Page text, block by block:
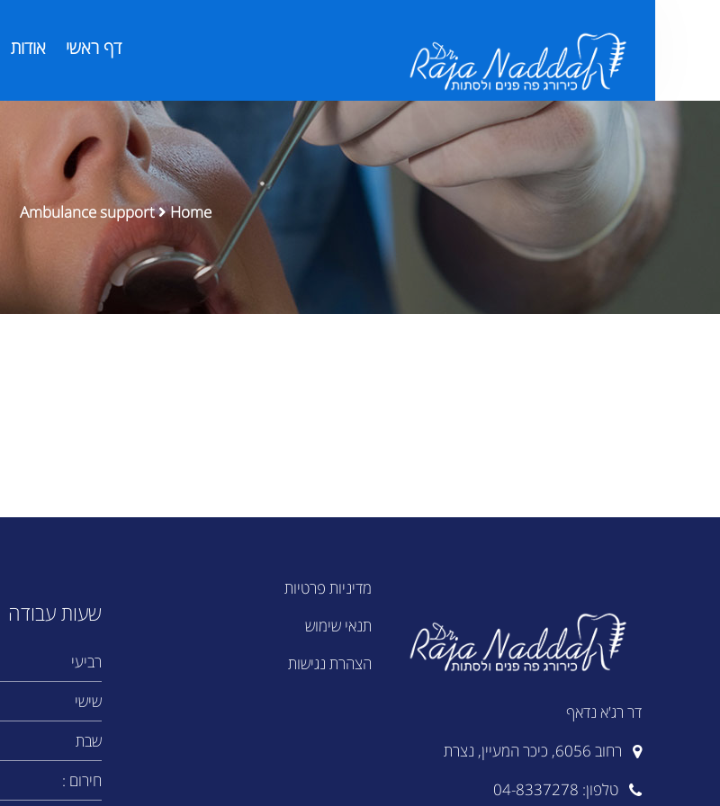
דף ראשי אודות
Home
Ambulance support
דר רג'א נדאף
רחוב 6056, כיכר המעיין, נצרת
טלפון: 04-8337278
מדיניות פרטיות
תנאי שימוש
הצהרת נגישות
שעות עבודה
רביעי
שישי
שבת
חירום :